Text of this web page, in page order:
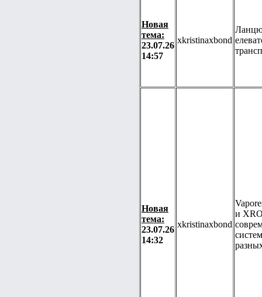
Новая
тема:
23.07.26
14:57
xkristinaxbond
Новая
тема:
23.07.26
14:32
xkristinaxbond
и